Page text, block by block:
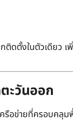
ดตั้งในตัวเดียว เ
ะวันออก
ครือข่ายที่ครอบค